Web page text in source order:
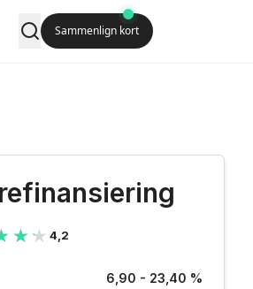
Sammenlign kort
4,2
6,90 - 23,40 %